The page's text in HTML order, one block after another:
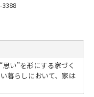
3388
い”を形にする家づく
暮らしにおいて、家は